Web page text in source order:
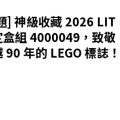
] 神級收藏 2026 LIT
盒組 4000049，致敬
90 年的 LEGO 標誌！